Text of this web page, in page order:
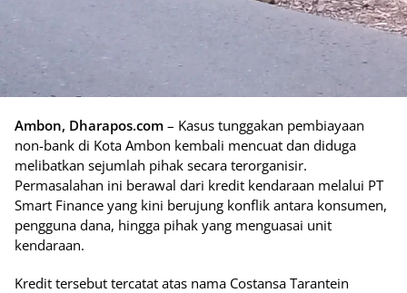
Ambon, Dharapos.com – Kasus tunggakan pembiayaan
non-bank di Kota Ambon kembali mencuat dan diduga
melibatkan sejumlah pihak secara terorganisir.
Permasalahan ini berawal dari kredit kendaraan melalui PT
Smart Finance yang kini berujung konflik antara konsumen,
pengguna dana, hingga pihak yang menguasai unit
kendaraan.
‎Kredit tersebut tercatat atas nama Costansa Tarantein